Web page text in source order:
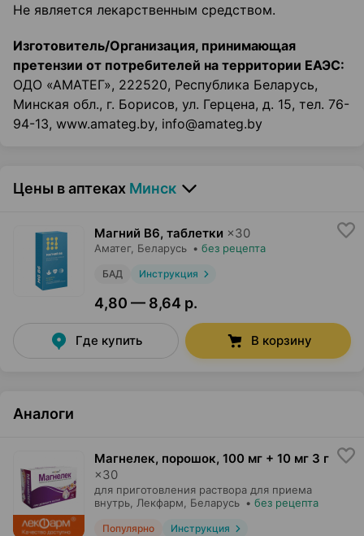
Не является лекарственным средством.
Изготовитель/Организация, принимающая
претензии от потребителей на территории ЕАЭС:
ОДО «АМАТЕГ», 222520, Республика Беларусь,
Минская обл., г. Борисов, ул. Герцена, д. 15, тел. 76-
94-13, www.amateg.by, info@amateg.by
Цены в аптеках Минск
Магний B6, таблетки ×30
Аматег, Беларусь • без рецепта
БАД Инструкция
4,80 — 8,64 р.
Где купить В корзину
Аналоги
Магнелек, порошок, 100 мг + 10 мг 3 г
×30
для приготовления раствора для приема
внутрь, Лекфарм, Беларусь • без рецепта
Популярно Инструкция